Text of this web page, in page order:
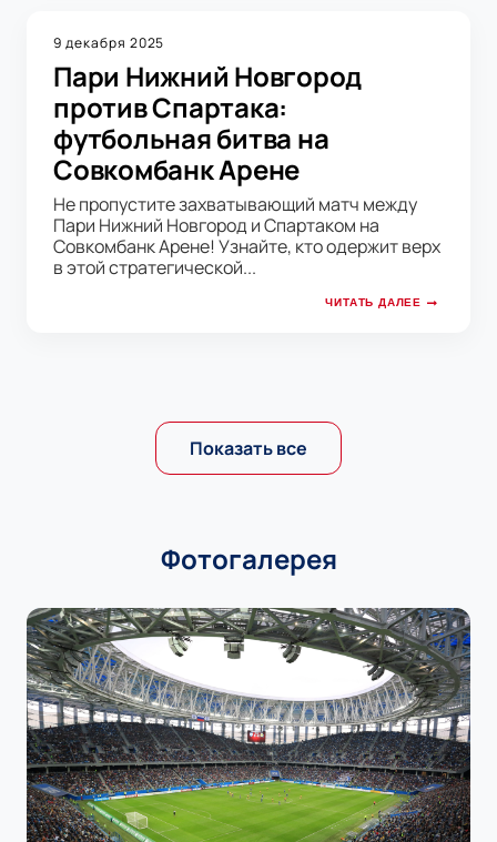
9 декабря 2025
Пари Нижний Новгород
против Спартака:
футбольная битва на
Совкомбанк Арене
Не пропустите захватывающий матч между
Пари Нижний Новгород и Спартаком на
Совкомбанк Арене! Узнайте, кто одержит верх
в этой стратегической...
ЧИТАТЬ ДАЛЕЕ
Показать все
Фотогалерея